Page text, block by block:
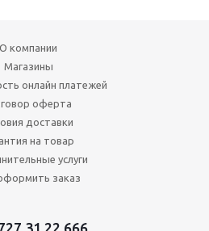
О компании
Магазины
онлайн платежей
оферта
доставки
на товар
услуги
заказ
31 22 666